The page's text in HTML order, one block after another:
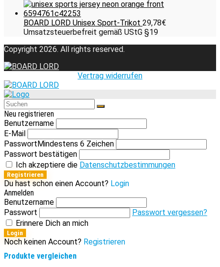
BOARD LORD Unisex Sport-Trikot 29,78€
Umsatzsteuerbefreit gemäß UStG §19
Copyright 2026. All rights reserved.
Vertrag widerrufen
Neu registrieren
Benutzername
E-Mail
PasswortMindestens 6 Zeichen
Passwort bestätigen
Ich akzeptiere die Datenschutzbestimmungen
Registrieren
Du hast schon einen Account? Login
Anmelden
Benutzername
Passwort
Passwort vergessen?
Erinnere Dich an mich
Login
Noch keinen Account? Registrieren
Produkte vergleichen